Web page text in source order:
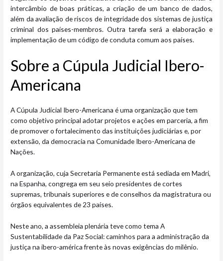
intercâmbio de boas práticas, a criação de um banco de dados,
além da avaliação de riscos de integridade dos sistemas de justiça
criminal dos países-membros. Outra tarefa será a elaboração e
implementação de um código de conduta comum aos países.
Sobre a Cúpula Judicial Ibero-
Americana
A Cúpula Judicial Ibero-Americana é uma organização que tem
como objetivo principal adotar projetos e ações em parceria, a fim
de promover o fortalecimento das instituições judiciárias e, por
extensão, da democracia na Comunidade Ibero-Americana de
Nações.
A organização, cuja Secretaria Permanente está sediada em Madri,
na Espanha, congrega em seu seio presidentes de cortes
supremas, tribunais superiores e de conselhos da magistratura ou
órgãos equivalentes de 23 países.
Neste ano, a assembleia plenária teve como tema A
Sustentabilidade da Paz Social: caminhos para a administração da
justiça na ibero-américa frente às novas exigências do milênio.